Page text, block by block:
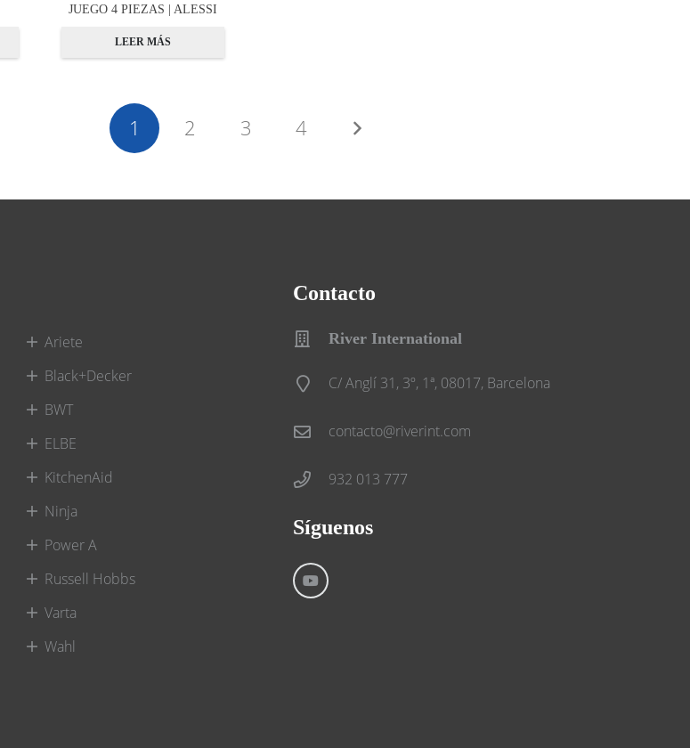
JUEGO 4 PIEZAS | ALESSI
LEER MÁS
1 2 3 4
Ariete
Black+Decker
BWT
ELBE
KitchenAid
Ninja
Power A
Russell Hobbs
Varta
Wahl
Contacto
River International
C/ Anglí 31, 3º, 1ª, 08017, Barcelona
contacto@riverint.com
932 013 777
Síguenos